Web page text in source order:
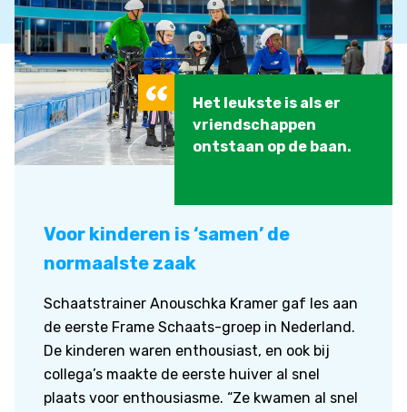
Het leukste is als er
vriendschappen
ontstaan op de baan.
Voor kinderen is ‘samen’ de
normaalste zaak
Schaatstrainer Anouschka Kramer gaf les aan
de eerste Frame Schaats-groep in Nederland.
De kinderen waren enthousiast, en ook bij
collega’s maakte de eerste huiver al snel
plaats voor enthousiasme. “Ze kwamen al snel